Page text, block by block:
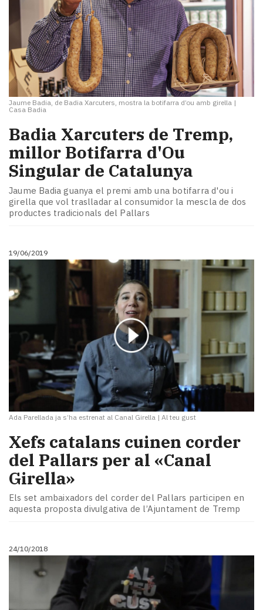
Jaume Badia, de Badia Xarcuters, mostra la botifarra d’ou amb girella |
Casa Badia
​Badia Xarcuters de Tremp,
millor Botifarra d'Ou
Singular de Catalunya
Jaume Badia guanya el premi amb una botifarra d'ou i
girella que vol traslladar al consumidor la mescla de dos
productes tradicionals del Pallars
19/06/2019
Ada Parellada ja s’ha estrenat al Canal Girella | Al teu gust
Xefs catalans cuinen corder
del Pallars per al «Canal
Girella»
Els set ambaixadors del corder del Pallars participen en
aquesta proposta divulgativa de l’Ajuntament de Tremp
24/10/2018